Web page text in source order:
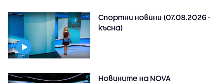
Спортни новини (07.08.2026 -
късна)
Новините на NOVA